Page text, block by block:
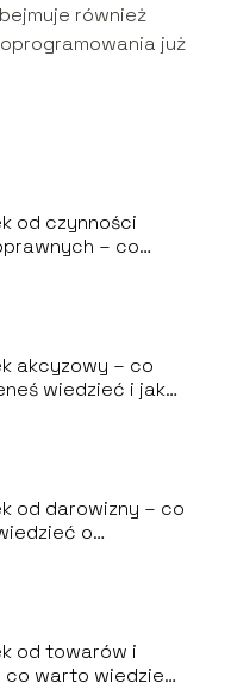
również
już
od czynności
– co
akcyzowy – co
wiedzieć i jak
od darowizny – co
o
od towarów i
co warto wiedzieć